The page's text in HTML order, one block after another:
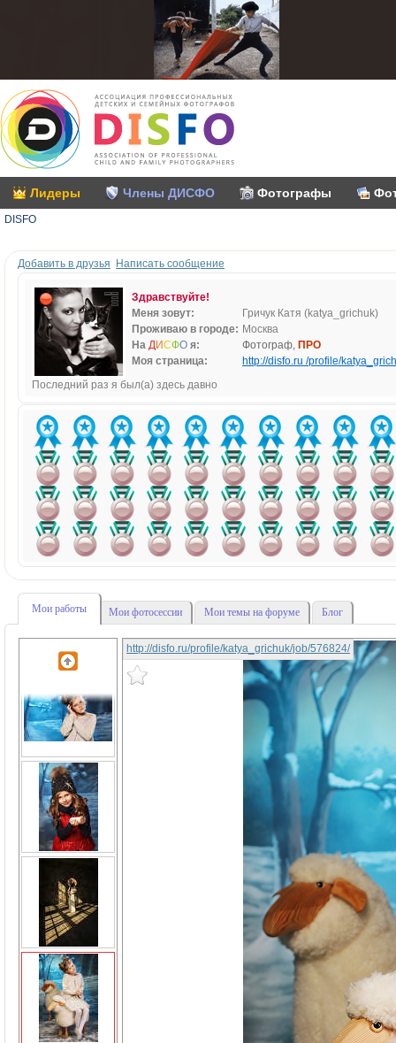
Лидеры Члены ДИСФО Фотографы
DISFO
Добавить в друзья Написать сообщение
Здравствуйте!
Меня зовут:
Гричук Катя (katya_grichuk)
Проживаю в городе: Москва
На ДИСФО я: Фотограф, ПРО
Моя страница:
http://disfo.ru /profile/
Последний раз я был(а) здесь давно
Мои работы Мои фотосессии Мои темы на форуме Блог
http://disfo.ru/profile/katya_grichuk/job/576824/